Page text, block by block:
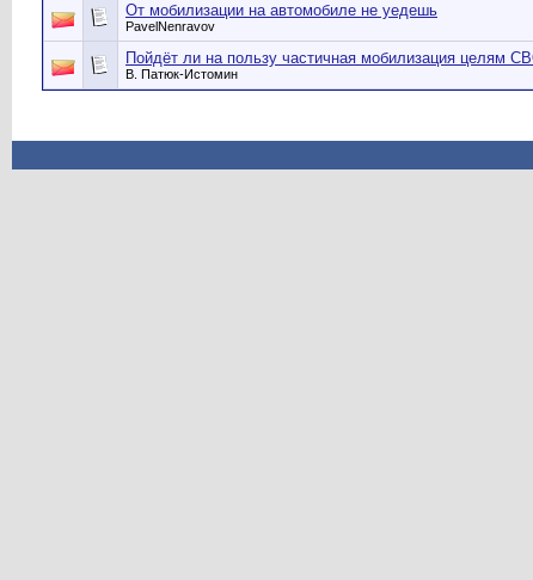
От мобилизации на автомобиле не уедешь
PavelNenravov
Пойдёт ли на пользу частичная мобилизация целям
В. Патюк-Истомин